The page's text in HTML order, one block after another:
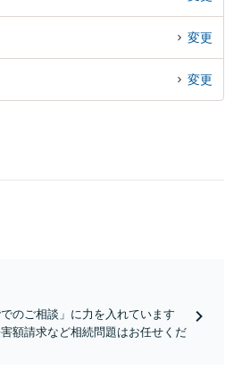
変更
変更
のご相談」に力を入れています
額請求など相続問題はお任せくだ